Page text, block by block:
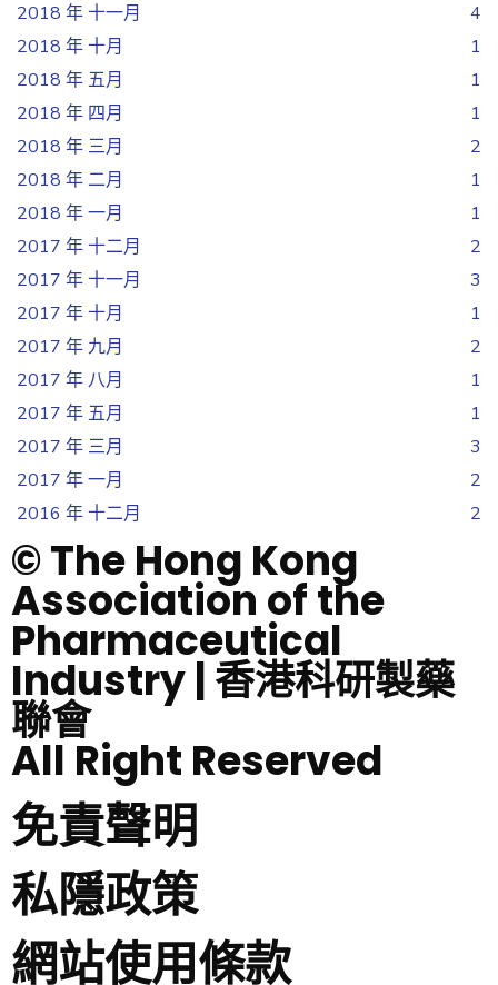
2018 年 十一月
4
2018 年 十月
1
2018 年 五月
1
2018 年 四月
1
2018 年 三月
2
2018 年 二月
1
2018 年 一月
1
2017 年 十二月
2
2017 年 十一月
3
2017 年 十月
1
2017 年 九月
2
2017 年 八月
1
2017 年 五月
1
2017 年 三月
3
2017 年 一月
2
2016 年 十二月
2
© The Hong Kong
Association of the
Pharmaceutical
Industry | 香港科研製藥
聯會
All Right Reserved
免責聲明
私隱政策
網站使用條款